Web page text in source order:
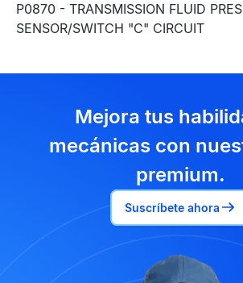
P0870 - TRANSMISSION FLUID
SENSOR/SWITCH "C" CIRCUIT
Mejora tus
mecánicas con
premium.
Suscríbete ahora